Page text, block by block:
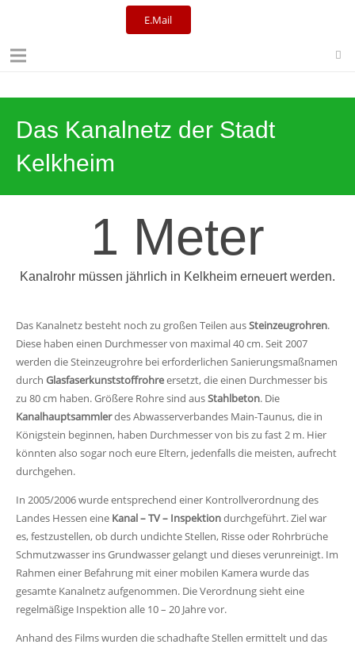
E.Mail
Das Kanalnetz der Stadt
Kelkheim
1 Meter
Kanalrohr müssen jährlich in Kelkheim erneuert werden.
Das Kanalnetz besteht noch zu großen Teilen ausSteinzeugrohren.
Diese haben einen Durchmesser von maximal 40 cm. Seit 2007
werden die Steinzeugrohre bei erforderlichen Sanierungsmaßnamen
durch Glasfaserkunststoffrohreersetzt, die einen Durchmesser bis
zu 80 cm haben. Größere Rohre sind ausStahlbeton. Die
Kanalhauptsammlerdes Abwasserverbandes Main-Taunus, die in
Königstein beginnen, haben Durchmesser von bis zu fast 2 m. Hier
könnten also sogar noch eure Eltern, jedenfalls die meisten, aufrecht
durchgehen.
In 2005/2006 wurde entsprechend einer Kontrollverordnung des
Landes Hessen eine Kanal – TV – Inspektiondurchgeführt. Ziel war
es, festzustellen, ob durch undichte Stellen, Risse oder Rohrbrüche
Schmutzwasser ins Grundwasser gelangt und dieses verunreinigt. Im
Rahmen einer Befahrung mit einer mobilen Kamera wurde das
gesamte Kanalnetz aufgenommen. Die Verordnung sieht eine
regelmäßige Inspektion alle 10 – 20 Jahre vor.
Anhand des Films wurden die schadhafte Stellen ermittelt und das